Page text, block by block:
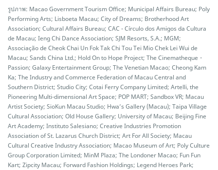
รูปภาพ: Macao Government Tourism Office; Municipal Affairs Bureau; Poly
Performing Arts; Lisboeta Macau; City of Dreams; Brotherhood Art
Association; Cultural Affairs Bureau; CAC - Círculo dos Amigos da Cultura
de Macau; Ieng Chi Dance Association; SJM Resorts, S.A.; MGM;
Associação de Cheok Chai Un Fok Tak Chi Tou Tei Mio Chek Lei Wui de
Macau; Sands China Ltd.; Hold On to Hope Project; The Cinematheque・
Passion; Galaxy Entertainment Group; The Venetian Macao; Cheong Kam
Ka; The Industry and Commerce Federation of Macau Central and
Southern District; Studio City; Cotai Ferry Company Limited; Artelli, the
Pioneering Multi-dimensional Art Space; POP MART; Sandbox VR; Macau
Artist Society; SioKun Macau Studio; Hwa’s Gallery (Macau); Taipa Village
Cultural Association; Old House Gallery; University of Macau; Beijing Fine
Art Academy; Instituto Salesiano; Creative Industries Promotion
Association of St. Lazarus Church District; Art For All Society; Macau
Cultural Creative Industry Association; Macao Museum of Art; Poly Culture
Group Corporation Limited; MinM Plaza; The Londoner Macao; Fun Fun
Kart; Zipcity Macau; Forward Fashion Holdings; Legend Heroes Park;